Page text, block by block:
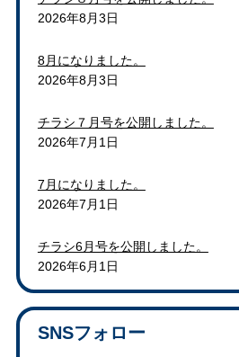
2026年8月3日
8月になりました。
2026年8月3日
チラシ７月号を公開しました。
2026年7月1日
7月になりました。
2026年7月1日
チラシ6月号を公開しました。
2026年6月1日
SNSフォロー